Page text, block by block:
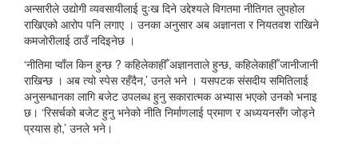
अन्सारीले उद्योगी व्यवसायीलाई दुःख दिने उद्देश्यले विगतमा नीतिगत लुपहोल
राखिएको आरोप पनि लगाए । उनका अनुसार अब अज्ञानता र नियतवश राखिने
कमजोरीलाई ठाउँ नदिइनेछ ।
‘नीतिमा प्वाँल किन हुन्छ ? कहिलेकाहीँ अज्ञानताले हुन्छ, कहिलेकाहीँ जानीजानी
राखिन्छ । अब त्यो स्पेस रहँदैन,’ उनले भने । यसपटक संसदीय समितिलाई
अनुसन्धानका लागि बजेट उपलब्ध हुनु सकारात्मक अभ्यास भएको उनको भनाइ
छ। ‘रिसर्चको बजेट हुनु भनेको नीति निर्माणलाई प्रमाण र अध्ययनसँग जोड्ने
प्रयास हो,’ उनले भने।